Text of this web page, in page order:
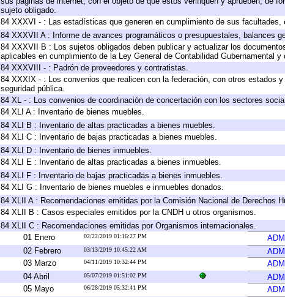
sujeto obligado.
84 XXXVI - : Las estadísticas que generen en cumplimiento de sus
84 XXXVII A : Informe de avances programáticos o presupuestales, balances
84 XXXVII B : Los sujetos obligados deben publicar y actualizar los
aplicables en cumplimiento de la Ley General de Contabilidad Gubernamental
84 XXXVIII - : Padrón de proveedores y contratistas.
84 XXXIX - : Los convenios que realicen con la federación, con otros estados
seguridad pública.
84 XL - : Los convenios de coordinación de concertación con los sectores
84 XLI A : Inventario de bienes muebles.
84 XLI B : Inventario de altas practicadas a bienes muebles.
84 XLI C : Inventario de bajas practicadas a bienes muebles.
84 XLI D : Inventario de bienes inmuebles.
84 XLI E : Inventario de altas practicadas a bienes inmuebles.
84 XLI F : Inventario de bajas practicadas a bienes inmuebles.
84 XLI G : Inventario de bienes muebles e inmuebles donados.
84 XLII A : Recomendaciones emitidas por la Comisión Nacional de Derechos
84 XLII B : Casos especiales emitidos por la CNDH u otros organismos.
84 XLII C : Recomendaciones emitidas por Organismos internacionales.
01 Enero
02/22/2019 01:16:27 PM
02 Febrero 03/13/2019 10:45:22 AM
03 Marzo 04/11/2019 10:32:44 PM
04 Abril 05/07/2019 01:51:02 PM
05 Mayo 06/28/2019 05:32:41 PM